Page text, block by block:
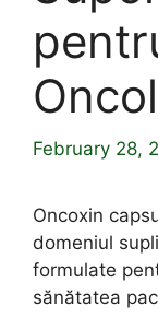
February 28,
Oncoxin
domeniul
formulate
sănătatea